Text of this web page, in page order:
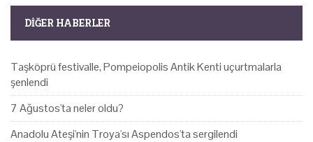
DIĞER HABERLER
Taşköprü festivalle, Pompeiopolis Antik Kenti uçurtmalarla
şenlendi
7 Ağustos'ta neler oldu?
Anadolu Ateşi'nin Troya'sı Aspendos'ta sergilendi